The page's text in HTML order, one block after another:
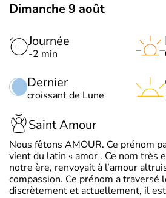
Dimanche 9 août
Journée
-2 min
Dernier
croissant de Lune
Saint Amour
Nous fêtons AMOUR. Ce prénom
vient du latin « amor . Ce nom très
notre ère, renvoyait à l’amour
compassion. Ce prénom a traversé
discrètement et actuellement, il